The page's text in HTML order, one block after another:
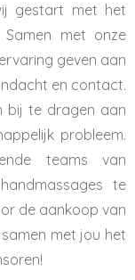
gestart met het
Samen met onze
geven aan
en contact.
bij te dragen aan
probleem.
teams van
te
de aankoop van
met jou het